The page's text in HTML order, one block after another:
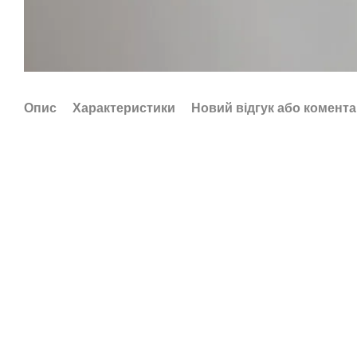
Опис Характеристики Новий відгук або